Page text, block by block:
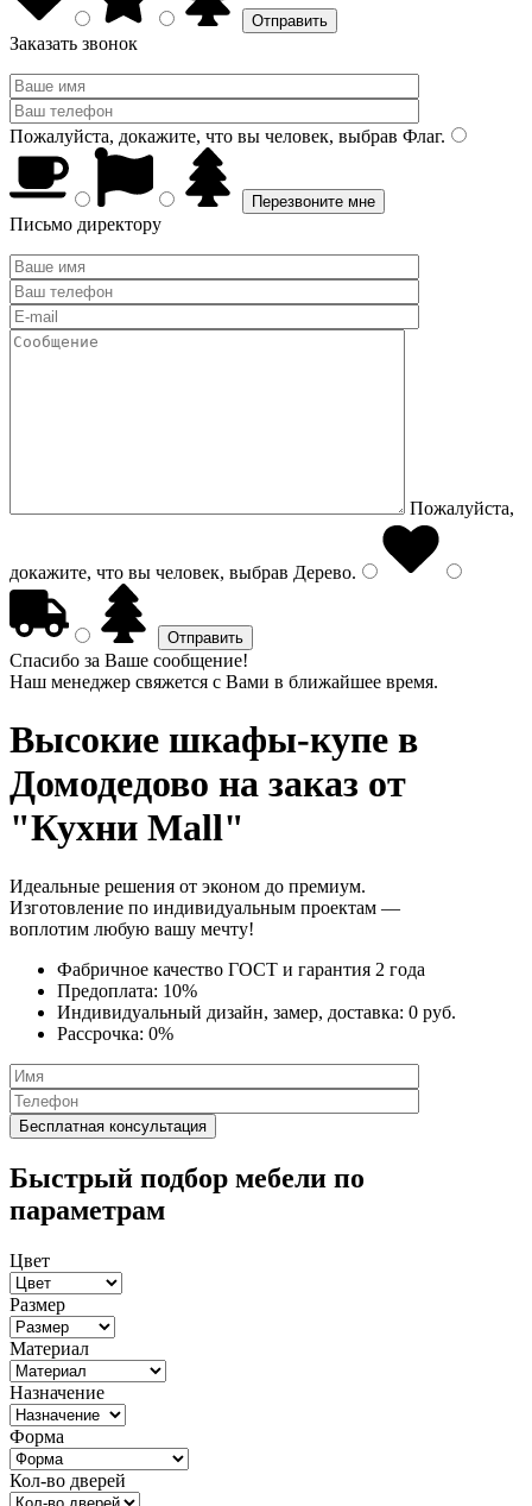
Заказать звонок
Пожалуйста, докажите, что вы человек, выбрав Флаг.
Письмо директору
Пожалуйста,
докажите, что вы человек, выбрав Дерево.
Спасибо за Ваше сообщение!
Наш менеджер свяжется с Вами в ближайшее время.
Высокие шкафы-купе в
Домодедово на заказ от
"Кухни Mall"
Идеальные решения от эконом до премиум.
Изготовление по индивидуальным проектам —
воплотим любую вашу мечту!
Фабричное качество ГОСТ и гарантия 2 года
Предоплата: 10%
Индивидуальный дизайн, замер, доставка: 0 руб.
Рассрочка: 0%
Быстрый подбор мебели по
параметрам
Цвет
Размер
Материал
Назначение
Форма
Кол-во дверей